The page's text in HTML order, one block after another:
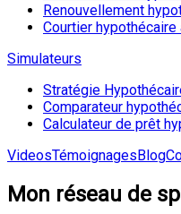
Renouvellement
Courtier hypothécaire
Simulateurs
Stratégie
Comparateur
Calculateur de prêt
VideosTémoignagesBlog
Mon réseau de